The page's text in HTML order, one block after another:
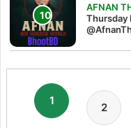
AFNAN
Thursday
1
2